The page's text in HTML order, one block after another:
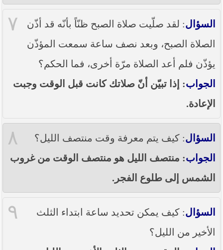
٧ السؤال: لقد صلّيت صلاة الصبح ظنّاً بأنّه قد أذّن
الصلاة الصبح، وبعد نصف ساعة سمعت المؤذّن
يؤذّن فلم أعد الصلاة مرّة أخرى، فما الحكم؟
الجواب: إذا تبيّن أنّ صلاتك كانت قبل الوقت وجبت
الإعادة.
٨ السؤال: كيف يتم معرفة وقت منتصف الليل؟
الجواب: منتصف الليل هو منتصف الوقت من غروب
الشمس إلى طلوع الفجر.
٩ السؤال: كيف يمكن تحديد ساعة ابتداء الثلث
الأخير من الليل؟